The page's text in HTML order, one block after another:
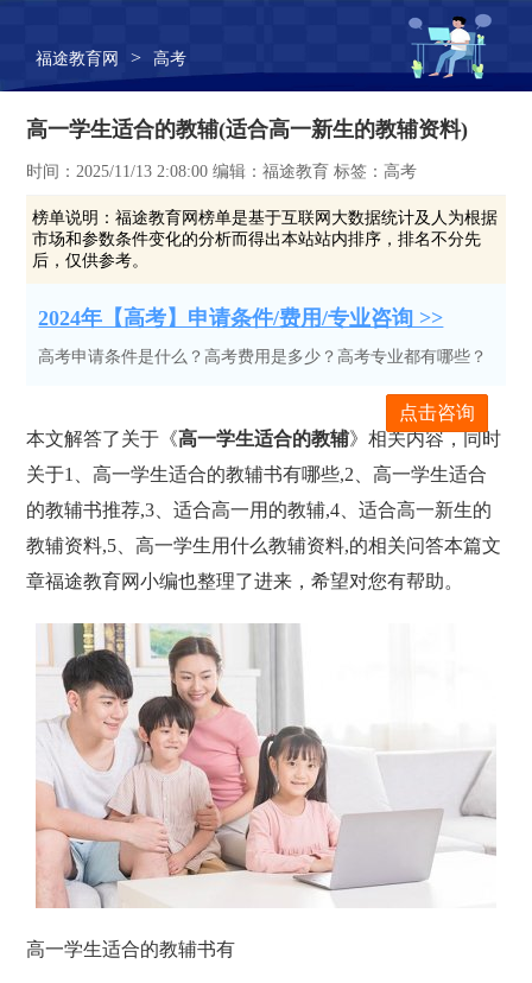
福途教育网 > 高考
高一学生适合的教辅(适合高一新生的教辅资料)
时间：2025/11/13 2:08:00 编辑：福途教育 标签：高考
榜单说明：福途教育网榜单是基于互联网大数据统计及人为根据
市场和参数条件变化的分析而得出本站站内排序，排名不分先
后，仅供参考。
2024年【高考】申请条件/费用/专业咨询 >>
高考申请条件是什么？高考费用是多少？高考专业都有哪些？
点击咨询
本文解答了关于《高一学生适合的教辅》相关内容，同时
关于1、高一学生适合的教辅书有哪些,2、高一学生适合
的教辅书推荐,3、适合高一用的教辅,4、适合高一新生的
教辅资料,5、高一学生用什么教辅资料,的相关问答本篇文
章福途教育网小编也整理了进来，希望对您有帮助。
高一学生适合的教辅书有